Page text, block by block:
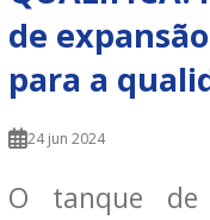
de
para a
24 jun 2024
O tanque